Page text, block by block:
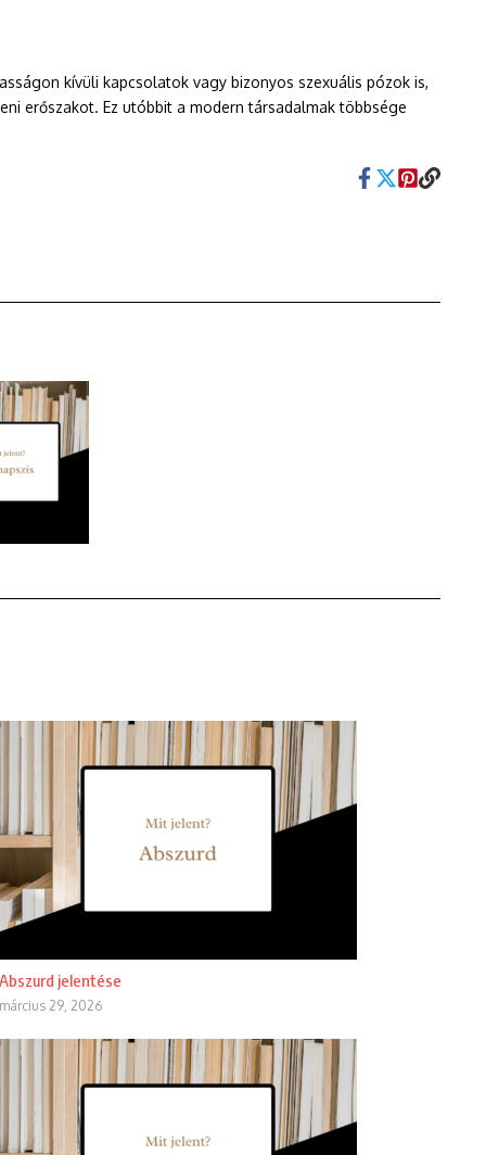
kívüli kapcsolatok vagy bizonyos szexuális pózok is,
erőszakot. Ez utóbbit a modern társadalmak többsége
Abszurd jelentése
március 29, 2026